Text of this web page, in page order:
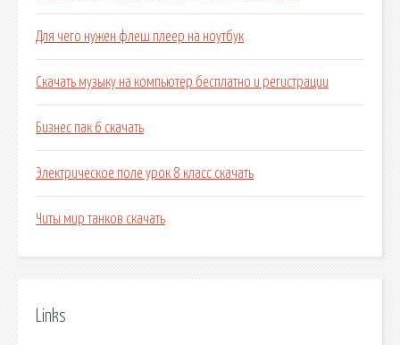
Для чего нужен флеш плеер на ноутбук
Скачать музыку на компьютер бесплатно и регистрации
Бизнес пак 6 скачать
Электрическое поле урок 8 класс скачать
Читы мир танков скачать
Links